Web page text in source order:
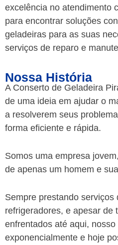
excelência no atendimento
para encontrar soluções
geladeiras para as suas
serviços de reparo e
Nossa História
A Conserto de Geladeira
de uma ideia em ajudar o
a resolverem seus
forma eficiente e rápida.
Somos uma empresa
de apenas um homem e
Sempre prestando
refrigeradores, e apesar de
enfrentados até aqui,
exponencialmente e hoje